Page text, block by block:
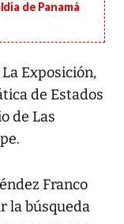
de Panamá
Exposición,
de Estados
de Las
Franco
la búsqueda